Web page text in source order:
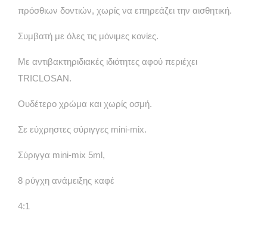
πρόσθιων δοντιών, χωρίς να επηρεάζει την αισθητική.
Συμβατή με όλες τις μόνιμες κονίες.
Με αντιβακτηριδιακές ιδιότητες αφού περιέχει
TRICLOSAN.
Ουδέτερο χρώμα και χωρίς οσμή.
Σε εύχρηστες σύριγγες mini-mix.
Σύριγγα mini-mix 5ml,
8 ρύγχη ανάμειξης καφέ
4:1